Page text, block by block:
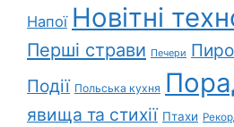
Напої Новітні
Перші страви Печери
Події Польська кухня
явища та стихії Птахи